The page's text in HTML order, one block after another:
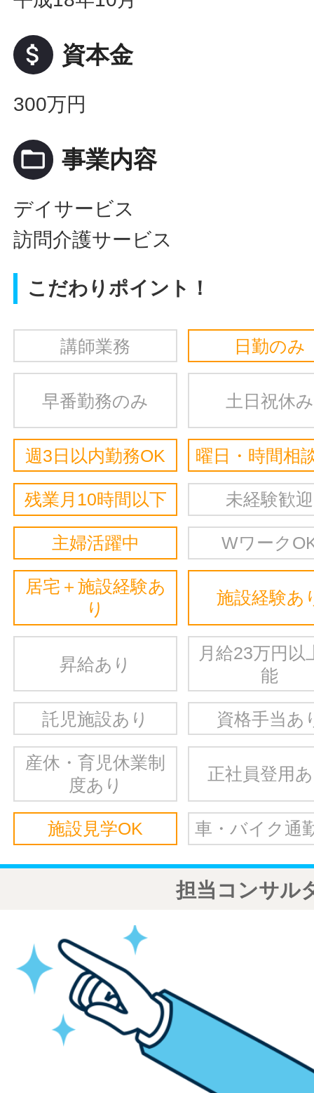
attach_money 資本金
300万円
folder_open 事業内容
デイサービス
訪問介護サービス
こだわりポイント！
講師業務 日勤のみ
早番勤務のみ 土日祝休み
週3日以内勤務OK 曜日・時間相
残業月10時間以下 未経験歓迎
主婦活躍中 Wワーク
居宅＋施設経験あ
り
施設経験あ
昇給あり
月給23万円以
能
託児施設あり 資格手当あ
産休・育児休業制
度あり
正社員登用
施設見学OK 車・バイク通
担当コンサル